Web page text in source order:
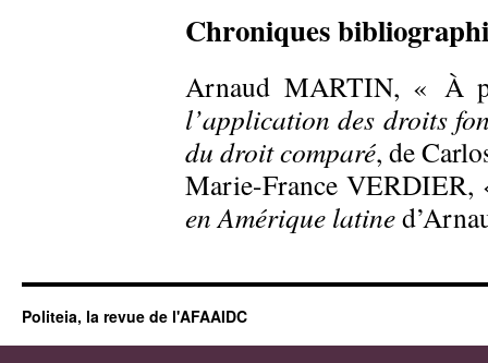
Chroniques
Arnaud MARTIN, « À
l’application des droits
du droit comparé, de
Marie-France
en Amérique latine
Politeia, la revue de l'AFAAIDC